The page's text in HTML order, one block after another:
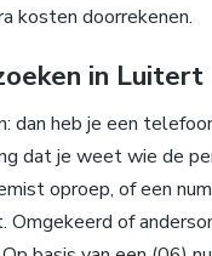
kosten doorrekenen.
in Luitert
dan heb je een
dat je weet wie de
oproep, of een
Omgekeerd of